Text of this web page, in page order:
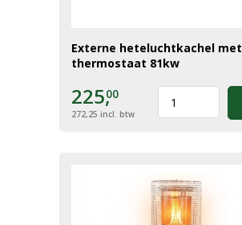
Externe heteluchtkachel met
thermostaat 81kw
225,00
272,25 incl. btw